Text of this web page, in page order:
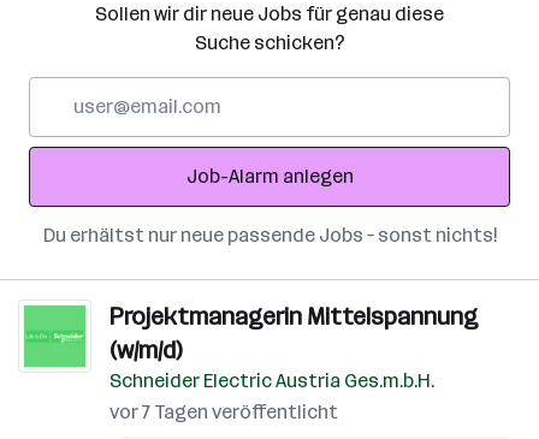
Sollen wir dir neue Jobs für genau diese
Suche schicken?
Adresse
Job-Alarm anlegen
Du erhältst nur neue passende Jobs – sonst nichts!
Projektmanagerin Mittelspannung
(w/m/d)
Schneider Electric Austria Ges.m.b.H.
vor 7 Tagen veröffentlicht